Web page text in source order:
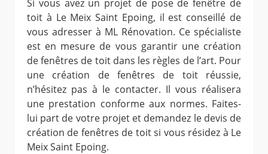
Si vous avez un projet de pose de fenêtre de
toit à Le Meix Saint Epoing, il est conseillé de
vous adresser à ML Rénovation. Ce spécialiste
est en mesure de vous garantir une création
de fenêtres de toit dans les règles de l’art. Pour
une création de fenêtres de toit réussie,
n’hésitez pas à le contacter. Il vous réalisera
une prestation conforme aux normes. Faites-
lui part de votre projet et demandez le devis de
création de fenêtres de toit si vous résidez à Le
Meix Saint Epoing.